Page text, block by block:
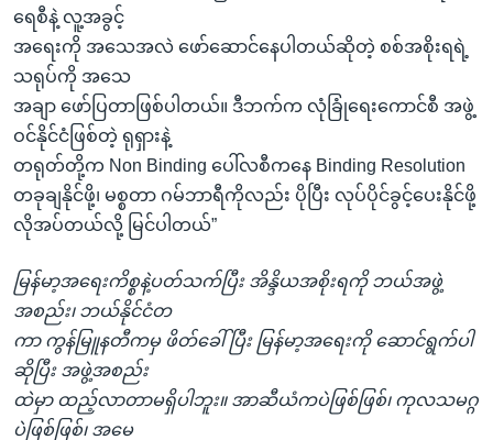
ရေစီနဲ့ လူ့အခွင့်
အရေးကို အသေအလဲ ဖော်ဆောင်နေပါတယ်ဆိုတဲ့ စစ်အစိုးရရဲ့
သရုပ်ကို အသေ
အချာ ဖော်ပြတာဖြစ်ပါတယ်။ ဒီဘက်က လုံခြုံရေးကောင်စီ အဖွဲ့
ဝင်နိုင်ငံဖြစ်တဲ့ ရုရှားနဲ့
တရုတ်တို့က Non Binding ပေါ်လစီကနေ Binding Resolution
တခုချနိုင်ဖို့၊ မစ္စတာ ဂမ်ဘာရီကိုလည်း ပိုပြီး လုပ်ပိုင်ခွင့်ပေးနိုင်ဖို့
လိုအပ်တယ်လို့ မြင်ပါတယ်”
မြန်မာ့အရေးကိစ္စနဲ့ပတ်သက်ပြီး အိန္ဒိယအစိုးရကို ဘယ်အဖွဲ့
အစည်း၊ ဘယ်နိုင်ငံတ
ကာ ကွန်မြူနတီကမှ ဖိတ်ခေါ်ပြီး မြန်မာ့အရေးကို ဆောင်ရွက်ပါ
ဆိုပြီး အဖွဲ့အစည်း
ထဲမှာ ထည့်လာတာမရှိပါဘူး။ အာဆီယံကပဲဖြစ်ဖြစ်၊ ကုလသမဂ္ဂ
ပဲဖြစ်ဖြစ်၊ အမေ